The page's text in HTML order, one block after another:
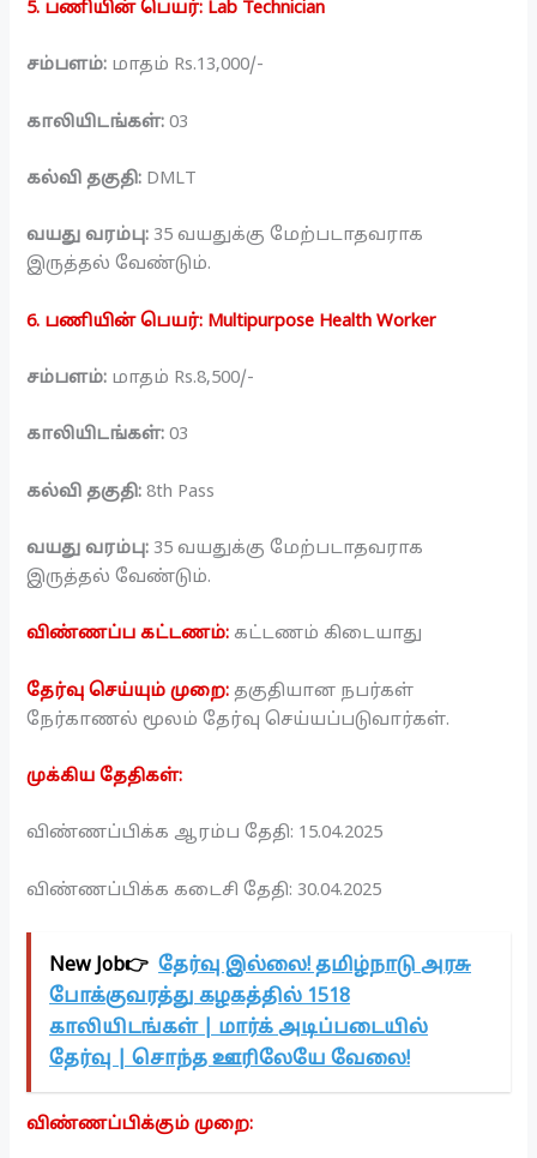
5. பணியின் பெயர்: Lab Technician
சம்பளம்: மாதம் Rs.13,000/-
காலியிடங்கள்: 03
கல்வி தகுதி: DMLT
வயது வரம்பு: 35 வயதுக்கு மேற்படாதவராக
இருத்தல் வேண்டும்.
6. பணியின் பெயர்: Multipurpose Health Worker
சம்பளம்: மாதம் Rs.8,500/-
காலியிடங்கள்: 03
கல்வி தகுதி: 8th Pass
வயது வரம்பு: 35 வயதுக்கு மேற்படாதவராக
இருத்தல் வேண்டும்.
விண்ணப்ப கட்டணம்:கட்டணம் கிடையாது
தேர்வு செய்யும் முறை:தகுதியான நபர்கள்
நேர்காணல் மூலம் தேர்வு செய்யப்படுவார்கள்.
முக்கிய தேதிகள்:
விண்ணப்பிக்க ஆரம்ப தேதி: 15.04.2025
விண்ணப்பிக்க கடைசி தேதி: 30.04.2025
New Job👉 தேர்வு இல்லை! தமிழ்நாடு அரசு
போக்குவரத்து கழகத்தில் 1518
காலியிடங்கள் | மார்க் அடிப்படையில்
தேர்வு | சொந்த ஊரிலேயே வேலை!
விண்ணப்பிக்கும் முறை: